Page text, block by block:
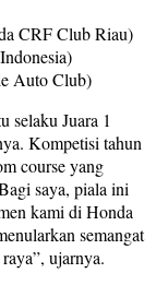
CRF Club Riau)
Auto Club)
selaku Juara 1
Kompetisi tahun
course yang
saya, piala ini
kami di Honda
semangat
ujarnya.